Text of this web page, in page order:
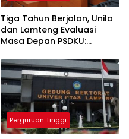
Tiga Tahun Berjalan, Unila
dan Lamteng Evaluasi
Masa Depan PSDKU:
Kampus Daerah
Perguruan Tinggi